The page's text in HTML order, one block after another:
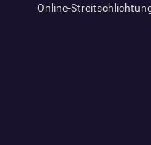
Online-